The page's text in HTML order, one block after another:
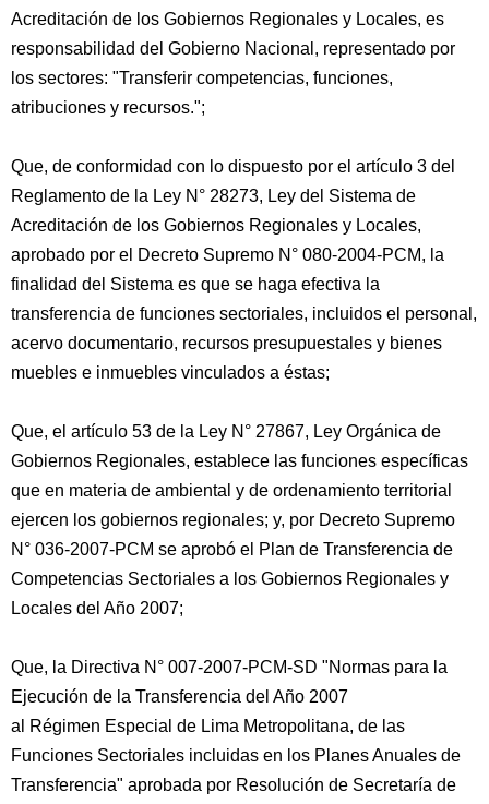
Acreditación de los Gobiernos Regionales y Locales, es
responsabilidad del Gobierno Nacional, representado por
los sectores: "Transferir competencias, funciones,
atribuciones y recursos.";
Que, de conformidad con lo dispuesto por el artículo 3 del
Reglamento de la Ley N° 28273, Ley del Sistema de
Acreditación de los Gobiernos Regionales y Locales,
aprobado por el Decreto Supremo N° 080-2004-PCM, la
finalidad del Sistema es que se haga efectiva la
transferencia de funciones sectoriales, incluidos el personal,
acervo documentario, recursos presupuestales y bienes
muebles e inmuebles vinculados a éstas;
Que, el artículo 53 de la Ley N° 27867, Ley Orgánica de
Gobiernos Regionales, establece las funciones específicas
que en materia de ambiental y de ordenamiento territorial
ejercen los gobiernos regionales; y, por Decreto Supremo
N° 036-2007-PCM se aprobó el Plan de Transferencia de
Competencias Sectoriales a los Gobiernos Regionales y
Locales del Año 2007;
Que, la Directiva N° 007-2007-PCM-SD "Normas para la
Ejecución de la Transferencia del Año 2007
al Régimen Especial de Lima Metropolitana, de las
Funciones Sectoriales incluidas en los Planes Anuales de
Transferencia" aprobada por Resolución de Secretaría de